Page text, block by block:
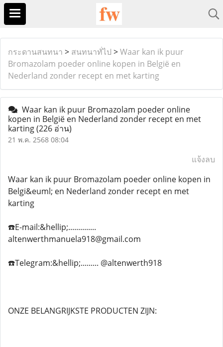
กระดานสนทนา > สนทนาทั่ไป >Waar kan ik puur
Bromazolam poeder online kopen in België en
Nederland zonder recept en met karting
Waar kan ik puur Bromazolam poeder online
kopen in België en Nederland zonder recept en met
karting(226 อ่าน)
21 พ.ค. 2568 08:04
แจ้งลบ
Waar kan ik puur Bromazolam poeder online kopen in
Belgi&euml; en Nederland zonder recept en met
karting
☎️E-mail:&hellip;..............
altenwerthmanuela918@gmail.com
☎️Telegram:&hellip;......... @altenwerth918
ONZE BELANGRIJKSTE PRODUCTEN ZIJN: